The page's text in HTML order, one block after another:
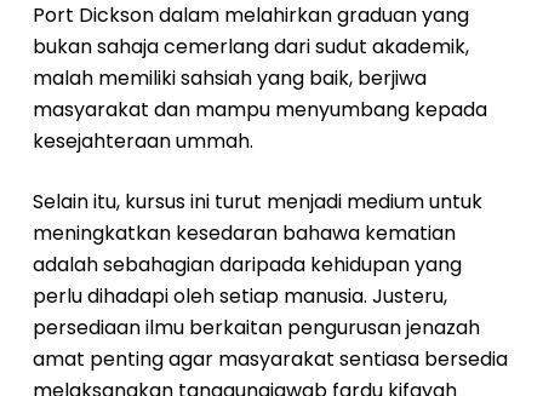
Port Dickson dalam melahirkan graduan yang
bukan sahaja cemerlang dari sudut akademik,
malah memiliki sahsiah yang baik, berjiwa
masyarakat dan mampu menyumbang kepada
kesejahteraan ummah.
Selain itu, kursus ini turut menjadi medium untuk
meningkatkan kesedaran bahawa kematian
adalah sebahagian daripada kehidupan yang
perlu dihadapi oleh setiap manusia. Justeru,
persediaan ilmu berkaitan pengurusan jenazah
amat penting agar masyarakat sentiasa bersedia